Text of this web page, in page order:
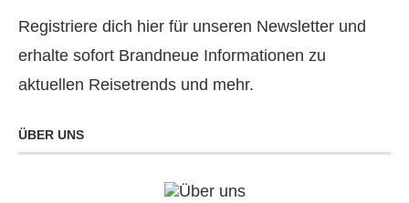
Registriere dich hier für unseren Newsletter und
erhalte sofort Brandneue Informationen zu
aktuellen Reisetrends und mehr.
ÜBER UNS